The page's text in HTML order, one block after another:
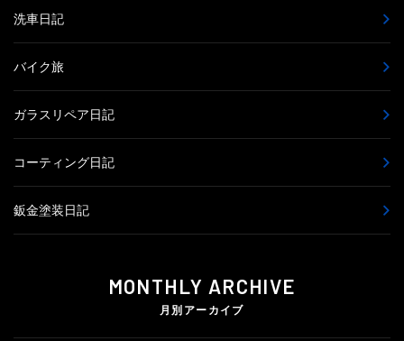
洗車日記
バイク旅
ガラスリペア日記
コーティング日記
鈑金塗装日記
MONTHLY ARCHIVE
月別アーカイブ